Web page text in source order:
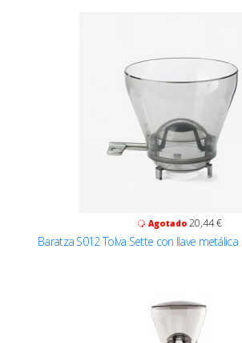
Agotado 20,44 €
Baratza S012 Tolva Sette con llave metálica